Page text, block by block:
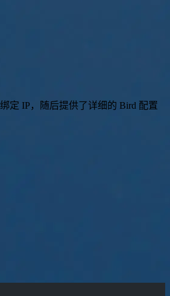
绑定 IP， 随后提供了详细的 Bird 配置